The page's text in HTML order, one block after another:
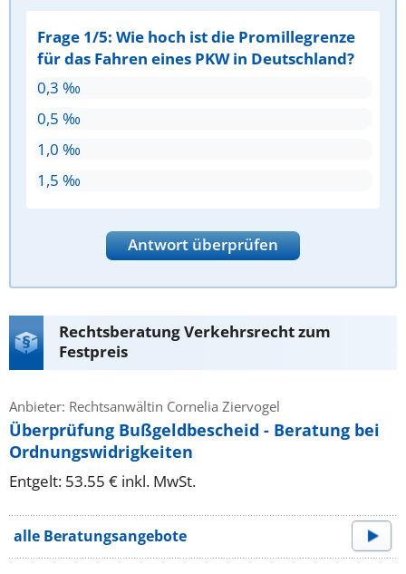
Frage 1/5: Wie hoch ist die Promillegrenze
für das Fahren eines PKW in Deutschland?
0,3 ‰
0,5 ‰
1,0 ‰
1,5 ‰
Antwort überprüfen
Rechtsberatung Verkehrsrecht zum
Festpreis
Anbieter: Rechtsanwältin Cornelia Ziervogel
Überprüfung Bußgeldbescheid - Beratung bei
Ordnungswidrigkeiten
Entgelt: 53.55 € inkl. MwSt.
alle Beratungsangebote